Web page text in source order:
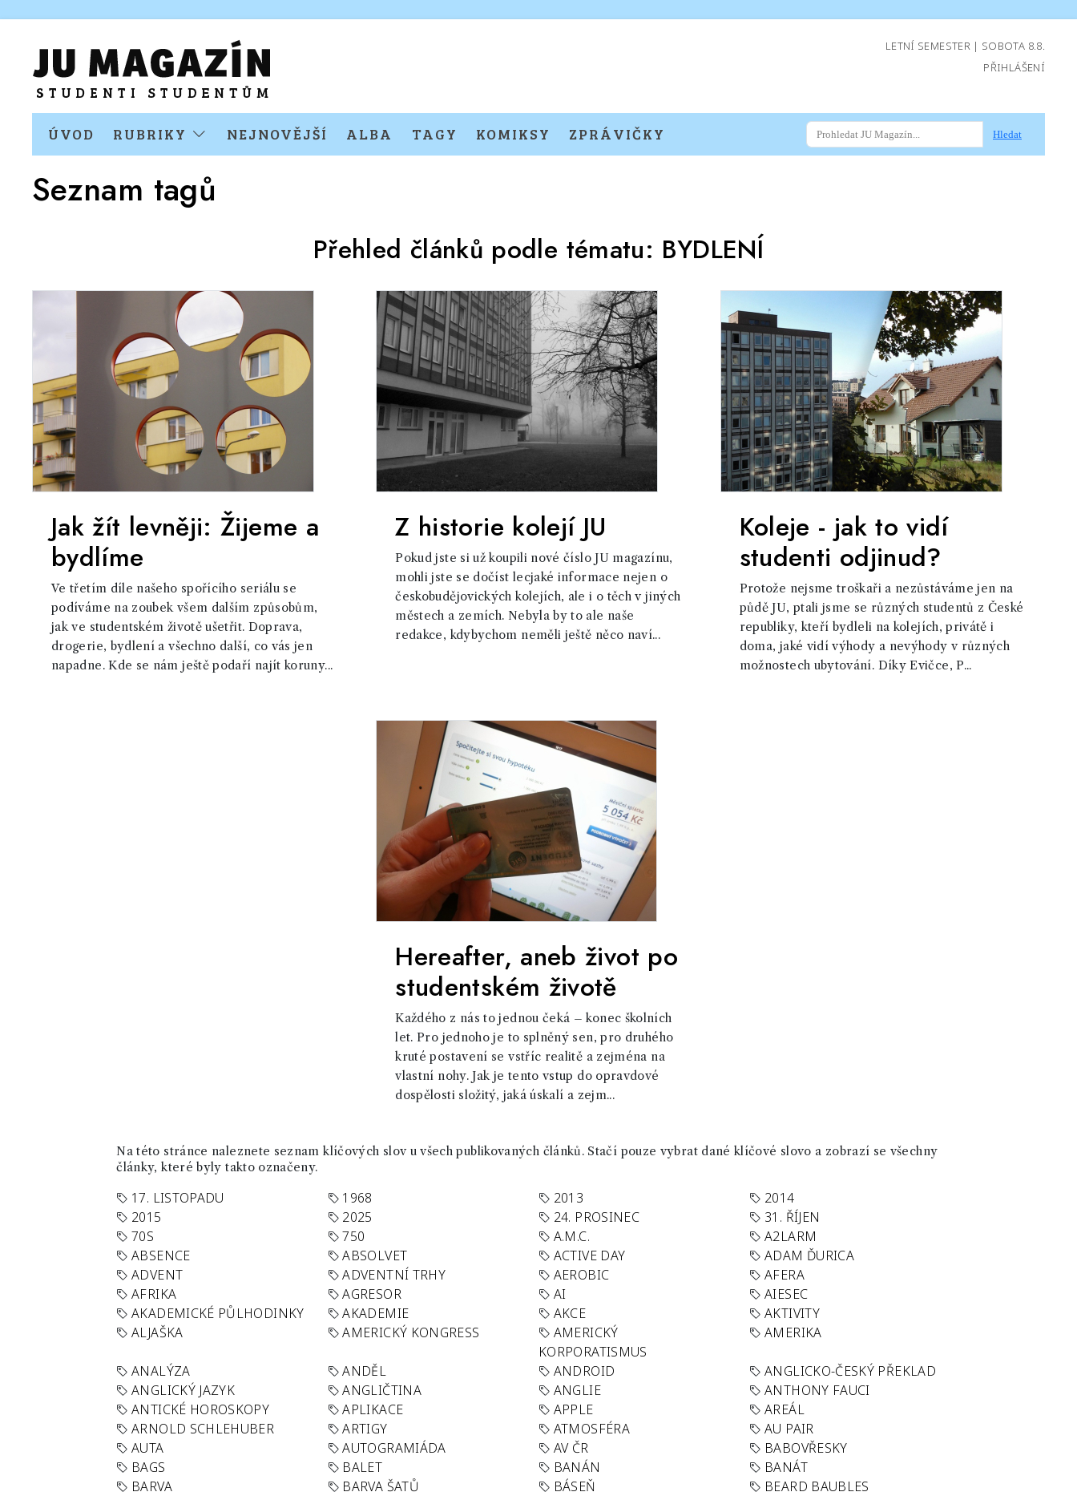
LETNÍ SEMESTER | SOBOTA 8.8.
PŘIHLÁŠENÍ
ÚVOD RUBRIKY NEJNOVĚJŠÍ ALBA TAGY KOMIKSY ZPRÁVIČKY Hledat
Seznam tagů
Přehled článků podle tématu: BYDLENÍ
Jak žít levněji: Žijeme a
bydlíme
Ve třetím díle našeho spořícího seriálu se
podíváme na zoubek všem dalším způsobům,
jak ve studentském životě ušetřit. Doprava,
drogerie, bydlení a všechno další, co vás jen
napadne. Kde se nám ještě podaří najít koruny...
Z historie kolejí JU
Pokud jste si už koupili nové číslo JU magazínu,
mohli jste se dočíst lecjaké informace nejen o
českobudějovických kolejích, ale i o těch v jiných
městech a zemích. Nebyla by to ale naše
redakce, kdybychom neměli ještě něco naví...
Koleje - jak to vidí
studenti odjinud?
Protože nejsme troškaři a nezůstáváme jen na
půdě JU, ptali jsme se různých studentů z České
republiky, kteří bydleli na kolejích, privátě i
doma, jaké vidí výhody a nevýhody v různých
možnostech ubytování. Díky Evičce, P...
Hereafter, aneb život po
studentském životě
Každého z nás to jednou čeká – konec školních
let. Pro jednoho je to splněný sen, pro druhého
kruté postavení se vstříc realitě a zejména na
vlastní nohy. Jak je tento vstup do opravdové
dospělosti složitý, jaká úskalí a zejm...
Na této stránce naleznete seznam klíčových slov u všech publikovaných článků. Stačí pouze vybrat dané klíčové slovo a zobrazí se všechny
články, které byly takto označeny.
17. LISTOPADU 1968 2013
2014
2015
2025 24. PROSINEC
31. ŘÍJEN
70S
750 A.M.C.
A2LARM
ABSENCE
ABSOLVET ACTIVE DAY
ADAM ĎURICA
ADVENT
ADVENTNÍ TRHY AEROBIC
AFERA
AFRIKA
AGRESOR AI
AIESEC
AKADEMICKÉ PŮLHODINKY
AKADEMIE AKCE
AKTIVITY
ALJAŠKA
AMERICKÝ KONGRESS
AMERICKÝ
KORPORATISMUS
AMERIKA
ANALÝZA ANDĚL ANDROID
ANGLICKO-ČESKÝ PŘEKLAD
ANGLICKÝ JAZYK
ANGLIČTINA ANGLIE
ANTHONY FAUCI
ANTICKÉ HOROSKOPY
APLIKACE APPLE
AREÁL
ARNOLD SCHLEHUBER
ARTIGY ATMOSFÉRA
AU PAIR
AUTA
AUTOGRAMIÁDA AV ČR
BABOVŘESKY
BAGS
BALET BANÁN
BANÁT
BARVA
BARVA ŠATŮ BÁSEŇ
BEARD BAUBLES